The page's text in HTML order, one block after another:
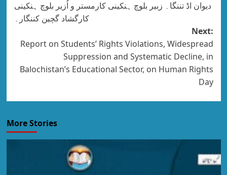
دیوان اڈ تننگا۔ زبیر بلوچ ہنکینی کارمستر و اُزیر بلوچ ہنکینی
کارگشاد گچین کننگار۔
Next:
Report on Students’ Rights Violations, Widespread
Suppression and Systematic Decline, in
Balochistan’s Educational Sector, on Human Rights
Day
More Stories